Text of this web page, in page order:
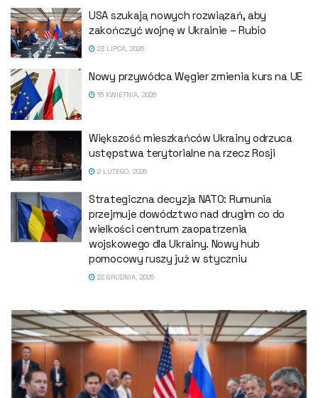
USA szukają nowych rozwiązań, aby
zakończyć wojnę w Ukrainie – Rubio
23 LIPCA, 2026
Nowy przywódca Węgier zmienia kurs na UE
15 KWIETNIA, 2026
Większość mieszkańców Ukrainy odrzuca
ustępstwa terytorialne na rzecz Rosji
2 LUTEGO, 2026
Strategiczna decyzja NATO: Rumunia
przejmuje dowództwo nad drugim co do
wielkości centrum zaopatrzenia
wojskowego dla Ukrainy. Nowy hub
pomocowy ruszy już w styczniu
22 GRUDNIA, 2025